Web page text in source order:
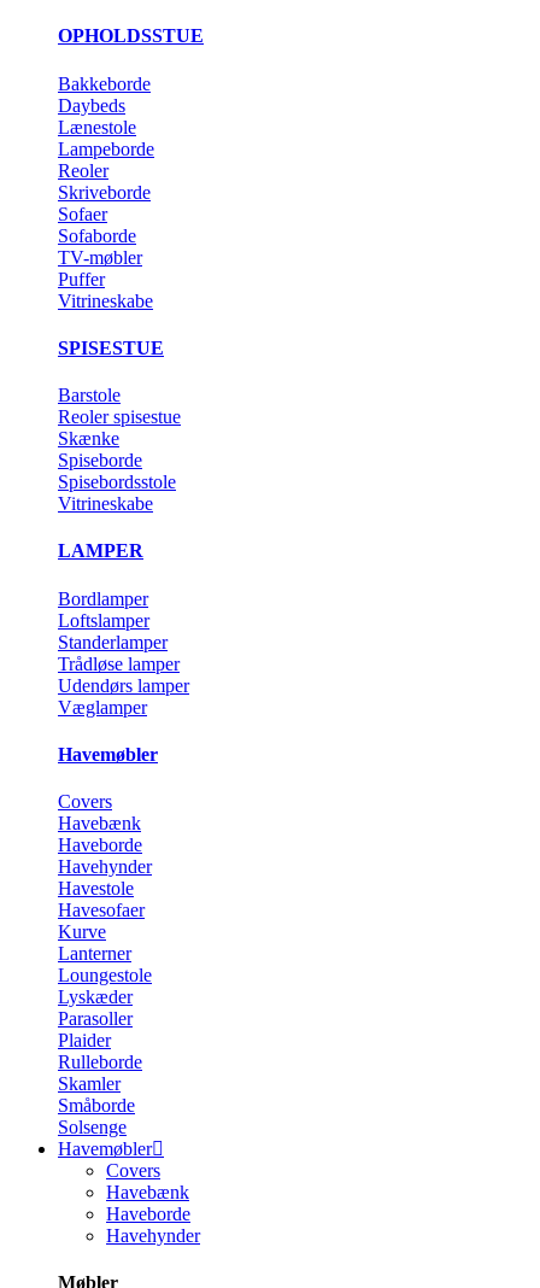
OPHOLDSSTUE
Bakkeborde
Daybeds
Lænestole
Lampeborde
Reoler
Skriveborde
Sofaer
Sofaborde
TV-møbler
Puffer
Vitrineskabe
SPISESTUE
Barstole
Reoler spisestue
Skænke
Spiseborde
Spisebordsstole
Vitrineskabe
LAMPER
Bordlamper
Loftslamper
Standerlamper
Trådløse lamper
Udendørs lamper
Væglamper
Havemøbler
Covers
Havebænk
Haveborde
Havehynder
Havestole
Havesofaer
Kurve
Lanterner
Loungestole
Lyskæder
Parasoller
Plaider
Rulleborde
Skamler
Småborde
Solsenge
Havemøbler
Covers
Havebænk
Haveborde
Havehynder
Møbler